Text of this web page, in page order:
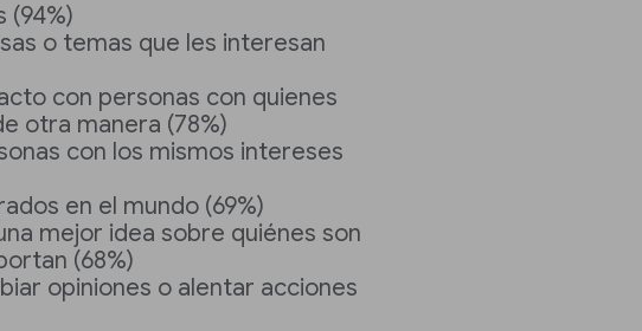
(94%)
o temas que les interesan
con personas con quienes
otra manera (78%)
con los mismos intereses
en el mundo (69%)
mejor idea sobre quiénes son
(68%)
opiniones o alentar acciones